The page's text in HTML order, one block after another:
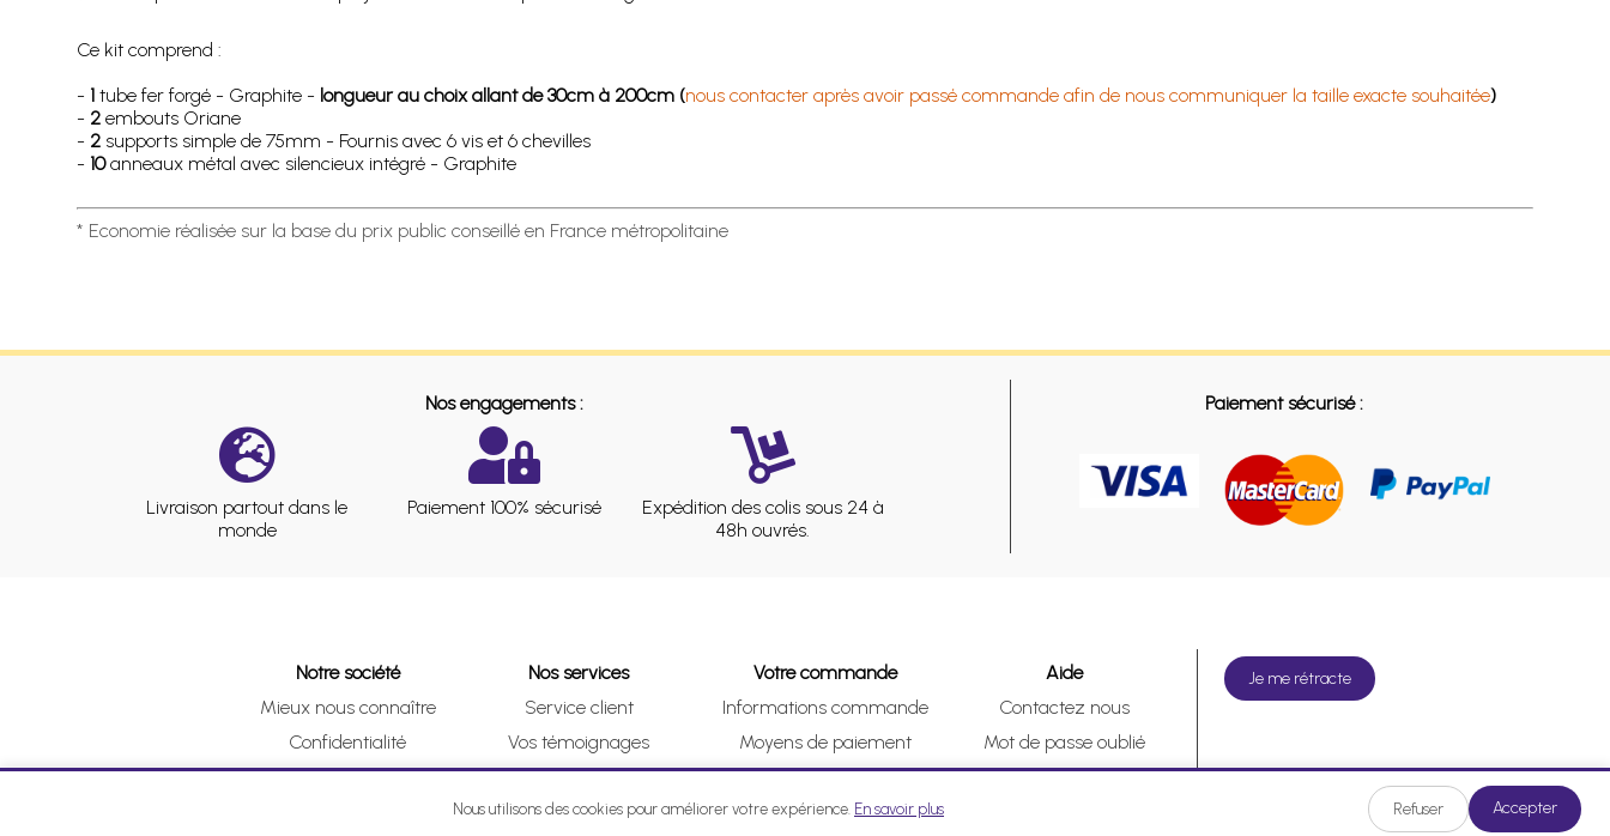
Ce kit comprend :
- 1tube fer forgé - Graphite - longueur au choix allant de 30cm à 200cm (nous contacter après avoir passé commande afin de nous communiquer la taille exacte souhaitée)
- 2 embouts Oriane
- 2supports simple de 75mm - Fournis avec 6 vis et 6 chevilles
- 10anneaux métal avec silencieux intégré - Graphite
* Economie réalisée sur la base du prix public conseillé en France métropolitaine
Nos engagements :
Livraison partout dans le
monde
Paiement 100% sécurisé
Expédition des colis sous 24 à
48h ouvrés.
Paiement sécurisé :
Notre société
Mieux nous connaître
Confidentialité
CGV
Nos services
Service client
Vos témoignages
Clic & Collect (DRIVE)
Votre commande
Informations commande
Moyens de paiement
Suivre vos achats
Aide
Contactez nous
Mot de passe oublié
Je me rétracte
Je me rétracte
Nous utilisons des cookies pour améliorer votre expérience. En savoir plus Refuser Accepter